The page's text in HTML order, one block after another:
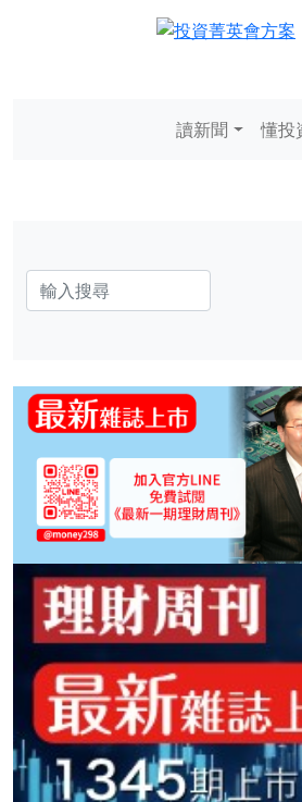
讀新聞 懂投